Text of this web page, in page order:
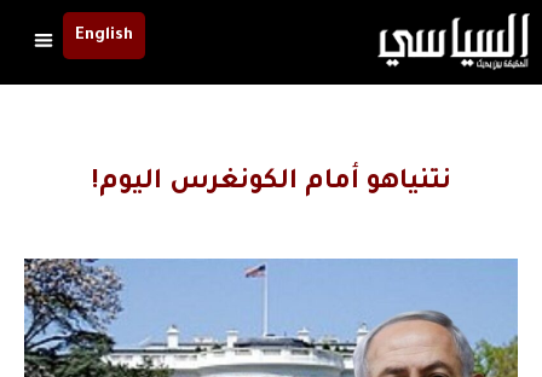
English
نتنياهو أمام الكونغرس اليوم!